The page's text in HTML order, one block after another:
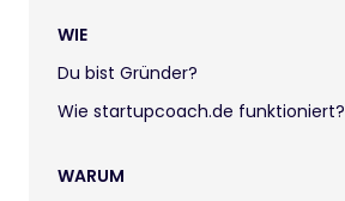
WIE
Du bist Gründer?
Wie startupcoach.de funktioniert?
WARUM